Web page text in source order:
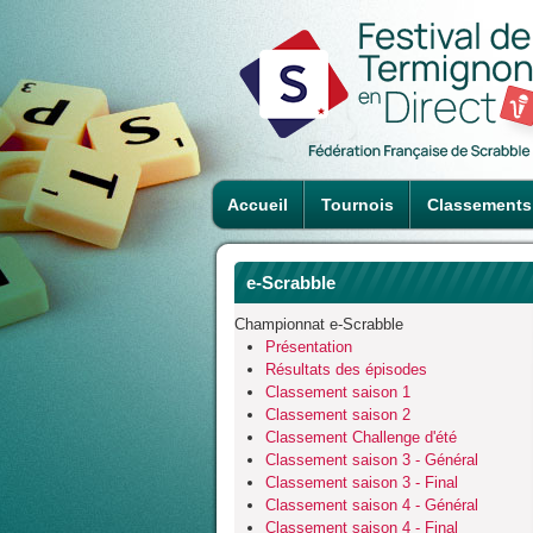
Accueil Tournois Classements
e-Scrabble
Championnat e-Scrabble
Présentation
Résultats des épisodes
Classement saison 1
Classement saison 2
Classement Challenge d'été
Classement saison 3 - Général
Classement saison 3 - Final
Classement saison 4 - Général
Classement saison 4 - Final